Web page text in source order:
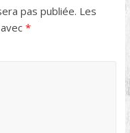
pas publiée. Les
*